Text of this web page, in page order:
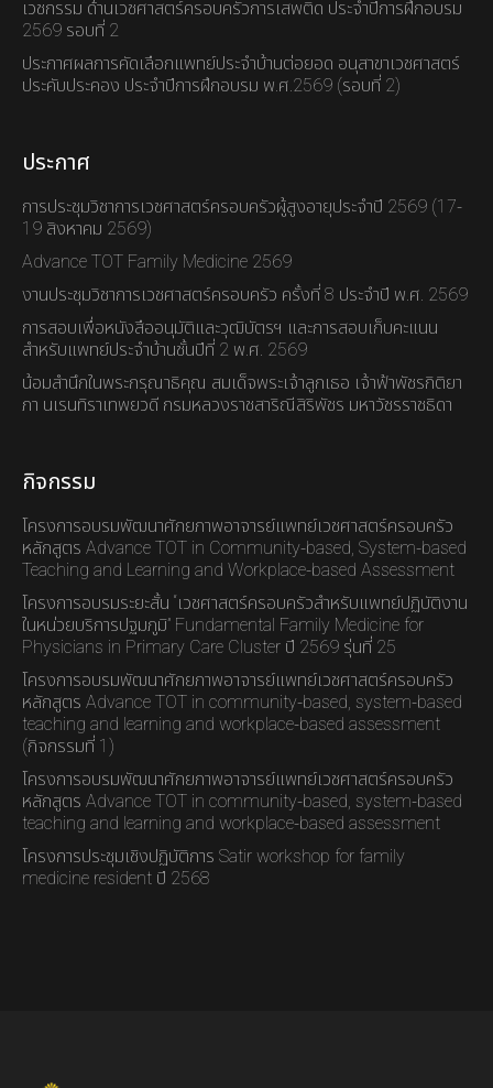
เวชกรรม ด้านเวชศาสตร์ครอบครัวการเสพติด ประจำปีการฝึกอบรม
2569 รอบที่ 2
ประกาศผลการคัดเลือกแพทย์ประจำบ้านต่อยอด อนุสาขาเวชศาสตร์
ประคับประคอง ประจำปีการฝึกอบรม พ.ศ.2569 (รอบที่ 2)
ประกาศ
การประชุมวิชาการเวชศาสตร์ครอบครัวผู้สูงอายุประจำปี 2569 (17-
19 สิงหาคม 2569)
Advance TOT Family Medicine 2569
งานประชุมวิชาการเวชศาสตร์ครอบครัว ครั้งที่ 8 ประจำปี พ.ศ. 2569
การสอบเพื่อหนังสืออนุมัติและวุฒิบัตรฯ และการสอบเก็บคะแนน
สำหรับแพทย์ประจำบ้านชั้นปีที่ 2 พ.ศ. 2569
น้อมสำนึกในพระกรุณาธิคุณ สมเด็จพระเจ้าลูกเธอ เจ้าฟ้าพัชรกิติยา
ภา นเรนทิราเทพยวดี กรมหลวงราชสาริณีสิริพัชร มหาวัชรราชธิดา
กิจกรรม
โครงการอบรมพัฒนาศักยภาพอาจารย์แพทย์เวชศาสตร์ครอบครัว
หลักสูตร Advance TOT in Community-based, System-based
Teaching and Learning and Workplace-based Assessment
โครงการอบรมระยะสั้น “เวชศาสตร์ครอบครัวสำหรับแพทย์ปฏิบัติงาน
ในหน่วยบริการปฐมภูมิ” Fundamental Family Medicine for
Physicians in Primary Care Cluster ปี 2569 รุ่นที่ 25
โครงการอบรมพัฒนาศักยภาพอาจารย์แพทย์เวชศาสตร์ครอบครัว
หลักสูตร Advance TOT in community-based, system-based
teaching and learning and workplace-based assessment
(กิจกรรมที่ 1)
โครงการอบรมพัฒนาศักยภาพอาจารย์แพทย์เวชศาสตร์ครอบครัว
หลักสูตร Advance TOT in community-based, system-based
teaching and learning and workplace-based assessment
โครงการประชุมเชิงปฏิบัติการ Satir workshop for family
medicine resident ปี 2568